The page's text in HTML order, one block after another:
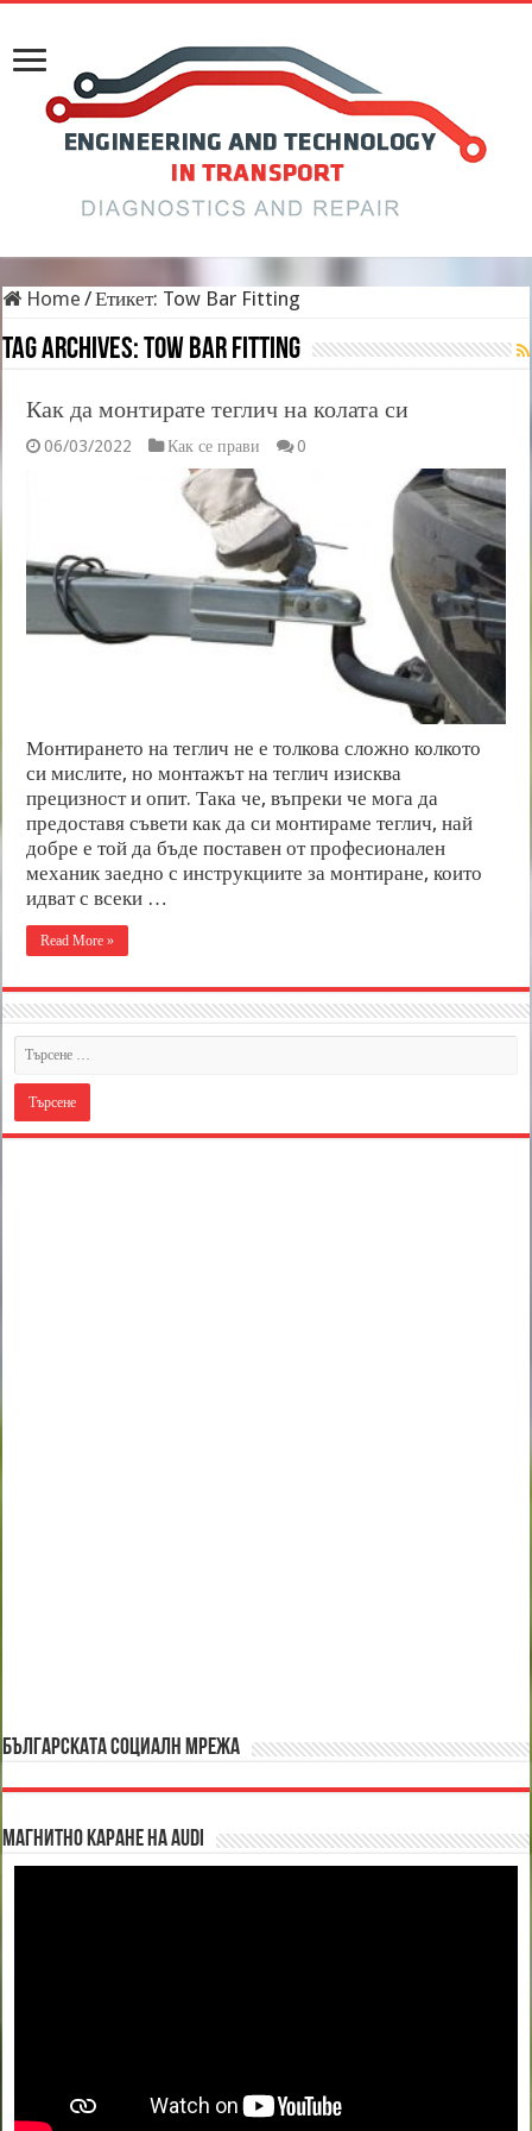
Home /Етикет: Tow Bar Fitting
Tag Archives:Tow Bar Fitting
Как да монтирате теглич на колата си
06/03/2022 Как се прави 0
Монтирането на теглич не е толкова сложно колкото
си мислите, но монтажът на теглич изисква
прецизност и опит. Така че, въпреки че мога да
предоставя съвети как да си монтираме теглич, най
добре е той да бъде поставен от професионален
механик заедно с инструкциите за монтиране, които
идват с всеки …
Read More »
БЪЛГАРСКАТА СОЦИАЛН МРЕЖА
Магнитно каране на Audi